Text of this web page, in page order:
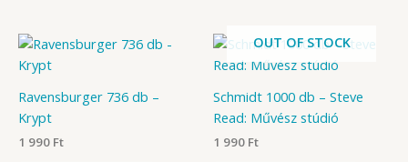
Ravensburger 736 db –
Krypt
1 990 Ft
OUT OF STOCK
Schmidt 1000 db – Steve
Read: Művész stúdió
1 990 Ft